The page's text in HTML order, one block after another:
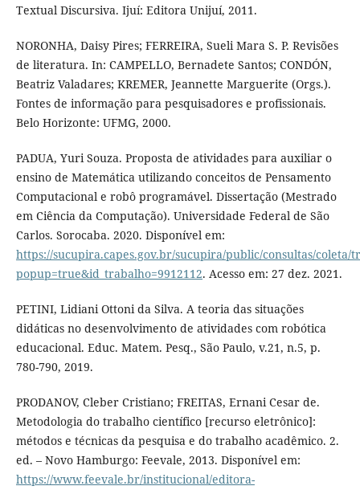
Textual Discursiva. Ijuí: Editora Unijuí, 2011.
NORONHA, Daisy Pires; FERREIRA, Sueli Mara S. P. Revisões
de literatura. In: CAMPELLO, Bernadete Santos; CONDÓN,
Beatriz Valadares; KREMER, Jeannette Marguerite (Orgs.).
Fontes de informação para pesquisadores e profissionais.
Belo Horizonte: UFMG, 2000.
PADUA, Yuri Souza. Proposta de atividades para auxiliar o
ensino de Matemática utilizando conceitos de Pensamento
Computacional e robô programável. Dissertação (Mestrado
em Ciência da Computação). Universidade Federal de São
Carlos. Sorocaba. 2020. Disponível em:
https://sucupira.capes.gov.br/sucupira/public/consultas/coleta/
popup=true&id_trabalho=9912112. Acesso em: 27 dez. 2021.
PETINI, Lidiani Ottoni da Silva. A teoria das situações
didáticas no desenvolvimento de atividades com robótica
educacional. Educ. Matem. Pesq., São Paulo, v.21, n.5, p.
780-790, 2019.
PRODANOV, Cleber Cristiano; FREITAS, Ernani Cesar de.
Metodologia do trabalho científico [recurso eletrônico]:
métodos e técnicas da pesquisa e do trabalho acadêmico. 2.
ed. – Novo Hamburgo: Feevale, 2013. Disponível em:
https://www.feevale.br/institucional/editora-